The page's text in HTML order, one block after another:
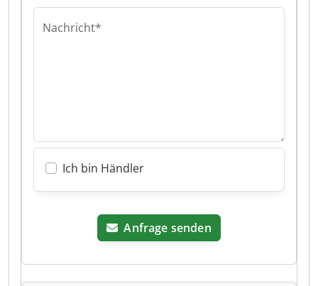
Nachricht*
Ich bin Händler
Anfrage senden